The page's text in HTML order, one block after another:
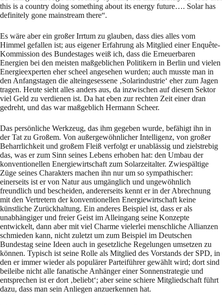
this is a country doing something about its energy future…. Solar has
definitely gone mainstream there“.
Es wäre aber ein großer Irrtum zu glauben, dass dies alles vom
Himmel gefallen ist; aus eigener Erfahrung als Mitglied einer Enquête-
Kommission des Bundestages weiß ich, dass die Erneuerbaren
Energien bei den meisten maßgeblichen Politikern in Berlin und vielen
Energieexperten eher scheel angesehen wurden; auch musste man in
den Anfangstagen die alteingesessene ‚Solarindustrie‘ eher zum Jagen
tragen. Heute sieht alles anders aus, da inzwischen auf diesem Sektor
viel Geld zu verdienen ist. Da hat eben zur rechten Zeit einer dran
gedreht, und das war maßgeblich Hermann Scheer.
Das persönliche Werkzeug, das ihm gegeben wurde, befähigt ihn in
der Tat zu Großem. Von außergewöhnlicher Intelligenz, von großer
Beharrlichkeit und großem Fleiß verfolgt er unablässig und zielstrebig
das, was er zum Sinn seines Lebens erhoben hat: den Umbau der
konventionellen Energiewirtschaft zum Solarzeitalter. Zwiespältige
Züge seines Charakters machen ihn nur um so sympathischer:
einerseits ist er von Natur aus umgänglich und ungewöhnlich
freundlich und bescheiden, andererseits kennt er in der Abrechnung
mit den Vertretern der konventionellen Energiewirtschaft keine
künstliche Zurückhaltung. Ein anderes Beispiel ist, dass er als
unabhängiger und freier Geist im Alleingang seine Konzepte
entwickelt, dann aber mit viel Charme vielerlei menschliche Allianzen
schmieden kann, nicht zuletzt um zum Beispiel im Deutschen
Bundestag seine Ideen auch in gesetzliche Regelungen umsetzen zu
können. Typisch ist seine Rolle als Mitglied des Vorstands der SPD, in
den er immer wieder als populärer Parteiführer gewählt wird; dort sind
beileibe nicht alle fanatische Anhänger einer Sonnenstrategie und
entsprechen ist er dort ‚beliebt‘; aber seine schiere Mitgliedschaft führt
dazu, dass man sein Anliegen anzuerkennen hat.